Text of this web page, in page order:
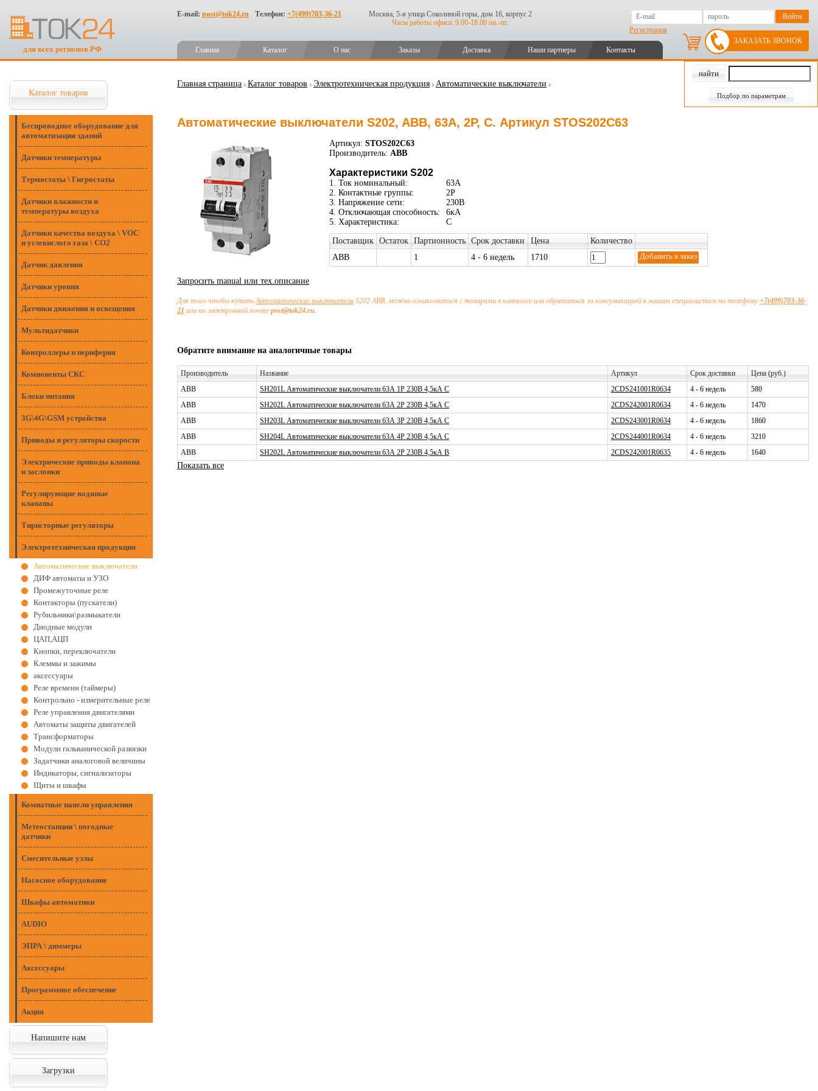
для всех регионов РФ
E-mail: post@tok24.ru Телефон: +7(499)703-36-21
Москва, 5-я улица Соколиной горы, дом 16, корпус 2
Часы работы офиса: 9.00-18.00 пн.-пт.
Регистрация
Главная Каталог О нас Заказы Доставка Наши партнеры Контакты
ЗАКАЗАТЬ ЗВОНОК
Подбор по параметрам
Каталог товаров
Беспроводное оборудование для
автоматизации зданий
Датчики температуры
Термостаты \ Гигростаты
Датчики влажности и
температуры воздуха
Датчики качества воздуха \ VOC
и углекислого газа \ CO2
Датчик давления
Датчики уровня
Датчики движения и освещения
Мультидатчики
Контроллеры и периферия
Компоненты СКС
Блоки питания
3G\4G\GSM устройства
Приводы и регуляторы скорости
Электрические приводы клапана
и заслонки
Регулирующие водяные
клапаны
Тиристорные регуляторы
Электротехническая продукция
Автоматические выключатели
ДИФ автоматы и УЗО
Промежуточные реле
Контакторы (пускатели)
Рубильники\размыкатели
Диодные модули
ЦАП,АЦП
Кнопки, переключатели
Клеммы и зажимы
аксессуары
Реле времени (таймеры)
Контрольно - измерительные реле
Реле управления двигателями
Автоматы защиты двигателей
Трансформаторы
Модули гальванической развязки
Задатчики аналоговой величины
Индикаторы, сигнализаторы
Щиты и шкафы
Комнатные панели управления
Метеостанции \ погодные
датчики
Смесительные узлы
Насосное оборудование
Шкафы автоматики
AUDIO
ЭПРА \ диммеры
Аксессуары
Программное обеспечение
Акция
Напишите нам
Загрузки
Главная страница Каталог товаров Электротехническая продукция Автоматические выключатели
Автоматические выключатели S202, ABB, 63А, 2P, C. Артикул STOS202C63
Артикул: STOS202C63
Производитель: ABB
Характеристики S202
1. Ток номинальный:
63А
2. Контактные группы:
2P
3. Напряжение сети:
230В
4. Отключающая способность:
6кА
5. Характеристика:
C
Поставщик Остаток Партионность Срок доставки Цена
Количество
ABB
1 4 - 6 недель 1710
Запросить manual или тех.описание
Для того чтобы купитьАвтоматические выключателиS202 ABB, можно ознакомиться с товарами в каталоге или обратиться за консультацией к нашим специалистам по телефону+7(499)703-36-
21 или по электронной почте post@tok24.ru.
Обратите внимание на аналогичные товары
Производитель Название Артикул Срок доставки
Цена (руб.)
ABB
SH201L Автоматические выключатели 63А 1P 230В 4,5кА C 2CDS241001R0634 4 - 6 недель
580
ABB
SH202L Автоматические выключатели 63А 2P 230В 4,5кА C 2CDS242001R0634 4 - 6 недель
1470
ABB
SH203L Автоматические выключатели 63А 3P 230В 4,5кА C 2CDS243001R0634 4 - 6 недель
1860
ABB
SH204L Автоматические выключатели 63А 4P 230В 4,5кА C 2CDS244001R0634 4 - 6 недель
3210
ABB
SH202L Автоматические выключатели 63А 2P 230В 4,5кА B 2CDS242001R0635 4 - 6 недель 1640
Показать все